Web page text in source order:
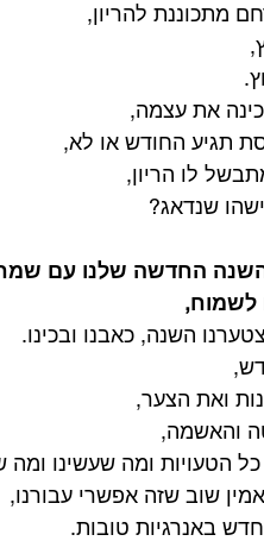
מתכוננת להריון,
את עצמה,
תגיע החודש או לא,
לו הריון,
שנדאג?
השנה החדשה שלנו עם
לשמוח,
השנה, כאבנו ובכינו.
ואת הצער,
והאשמה,
הטעויות ומה שעשינו ומה
שוב שזה אפשרי עבורנו,
באנרגיות טובות.